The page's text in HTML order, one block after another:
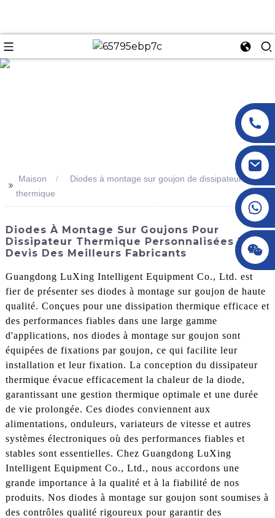
+86 18145770882
+86 18145770882
>>
Maison
Diodes à montage sur goujon de dissipateur
thermique
Diodes À Montage Sur Goujons Pour
Dissipateur Thermique Personnalisées |
Devis Des Meilleurs Fabricants
Guangdong LuXing Intelligent Equipment Co., Ltd. est
fier de présenter ses diodes à montage sur goujon de haute
qualité. Conçues pour une dissipation thermique efficace et
des performances fiables dans une large gamme
d'applications, nos diodes à montage sur goujon sont
équipées de fixations par goujon, ce qui facilite leur
installation et leur fixation. La conception du dissipateur
thermique évacue efficacement la chaleur de la diode,
garantissant une gestion thermique optimale et une durée
de vie prolongée. Ces diodes conviennent aux
alimentations, onduleurs, variateurs de vitesse et autres
systèmes électroniques où des performances fiables et
stables sont essentielles. Chez Guangdong LuXing
Intelligent Equipment Co., Ltd., nous accordons une
grande importance à la qualité et à la fiabilité de nos
produits. Nos diodes à montage sur goujon sont soumises à
des contrôles qualité rigoureux pour garantir des